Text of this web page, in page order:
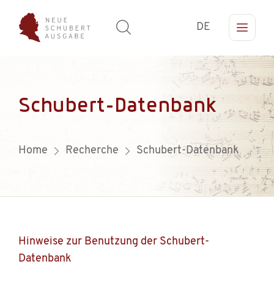
DE
Schubert-Datenbank
Home Recherche Schubert-Datenbank
Hinweise zur Benutzung der Schubert-
Datenbank